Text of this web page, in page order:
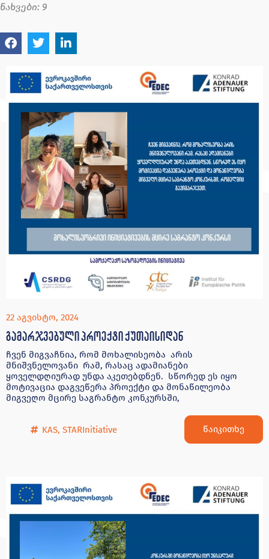
ნახვები: 9
22 აგვისტო, 2024
გამარჯვებული პროექტი ქუთაისიდან
ჩვენ მიგვაჩნია, რომ მოხალისეობა არის
მნიშვნელოვანი რამ, რასაც ადამიანები
ყოველდღიურად უნდა აკეთებდნენ. სწორედ ეს იყო
მოტივაცია დაგვეწერა პროექტი და მონაწილეობა
მიგვეღო მცირე საგრანტო კონკურსში,
KAS, STARInitiative წაიკითხე